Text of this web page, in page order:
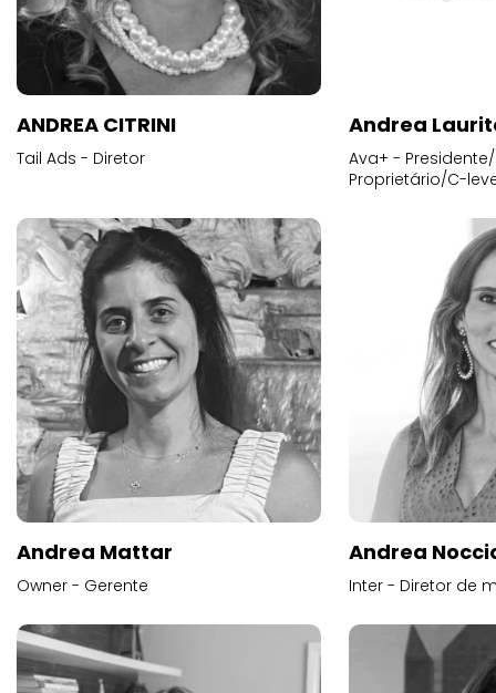
ANDREA CITRINI
Tail Ads - Diretor
Andrea
Ava+ -
Proprietário/C-
Andrea Mattar
Owner - Gerente
Andrea
Inter - Diretor de